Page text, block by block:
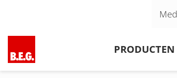
Navigatie overslaan
PRODUCTEN